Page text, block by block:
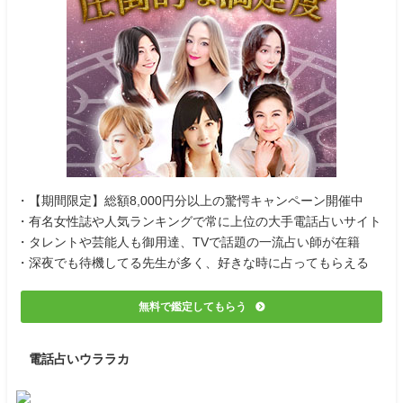
・【期間限定】総額8,000円分以上の驚愕キャンペーン開催中
・有名女性誌や人気ランキングで常に上位の大手電話占いサイト
・タレントや芸能人も御用達、TVで話題の一流占い師が在籍
・深夜でも待機してる先生が多く、好きな時に占ってもらえる
無料で鑑定してもらう
電話占いウララカ